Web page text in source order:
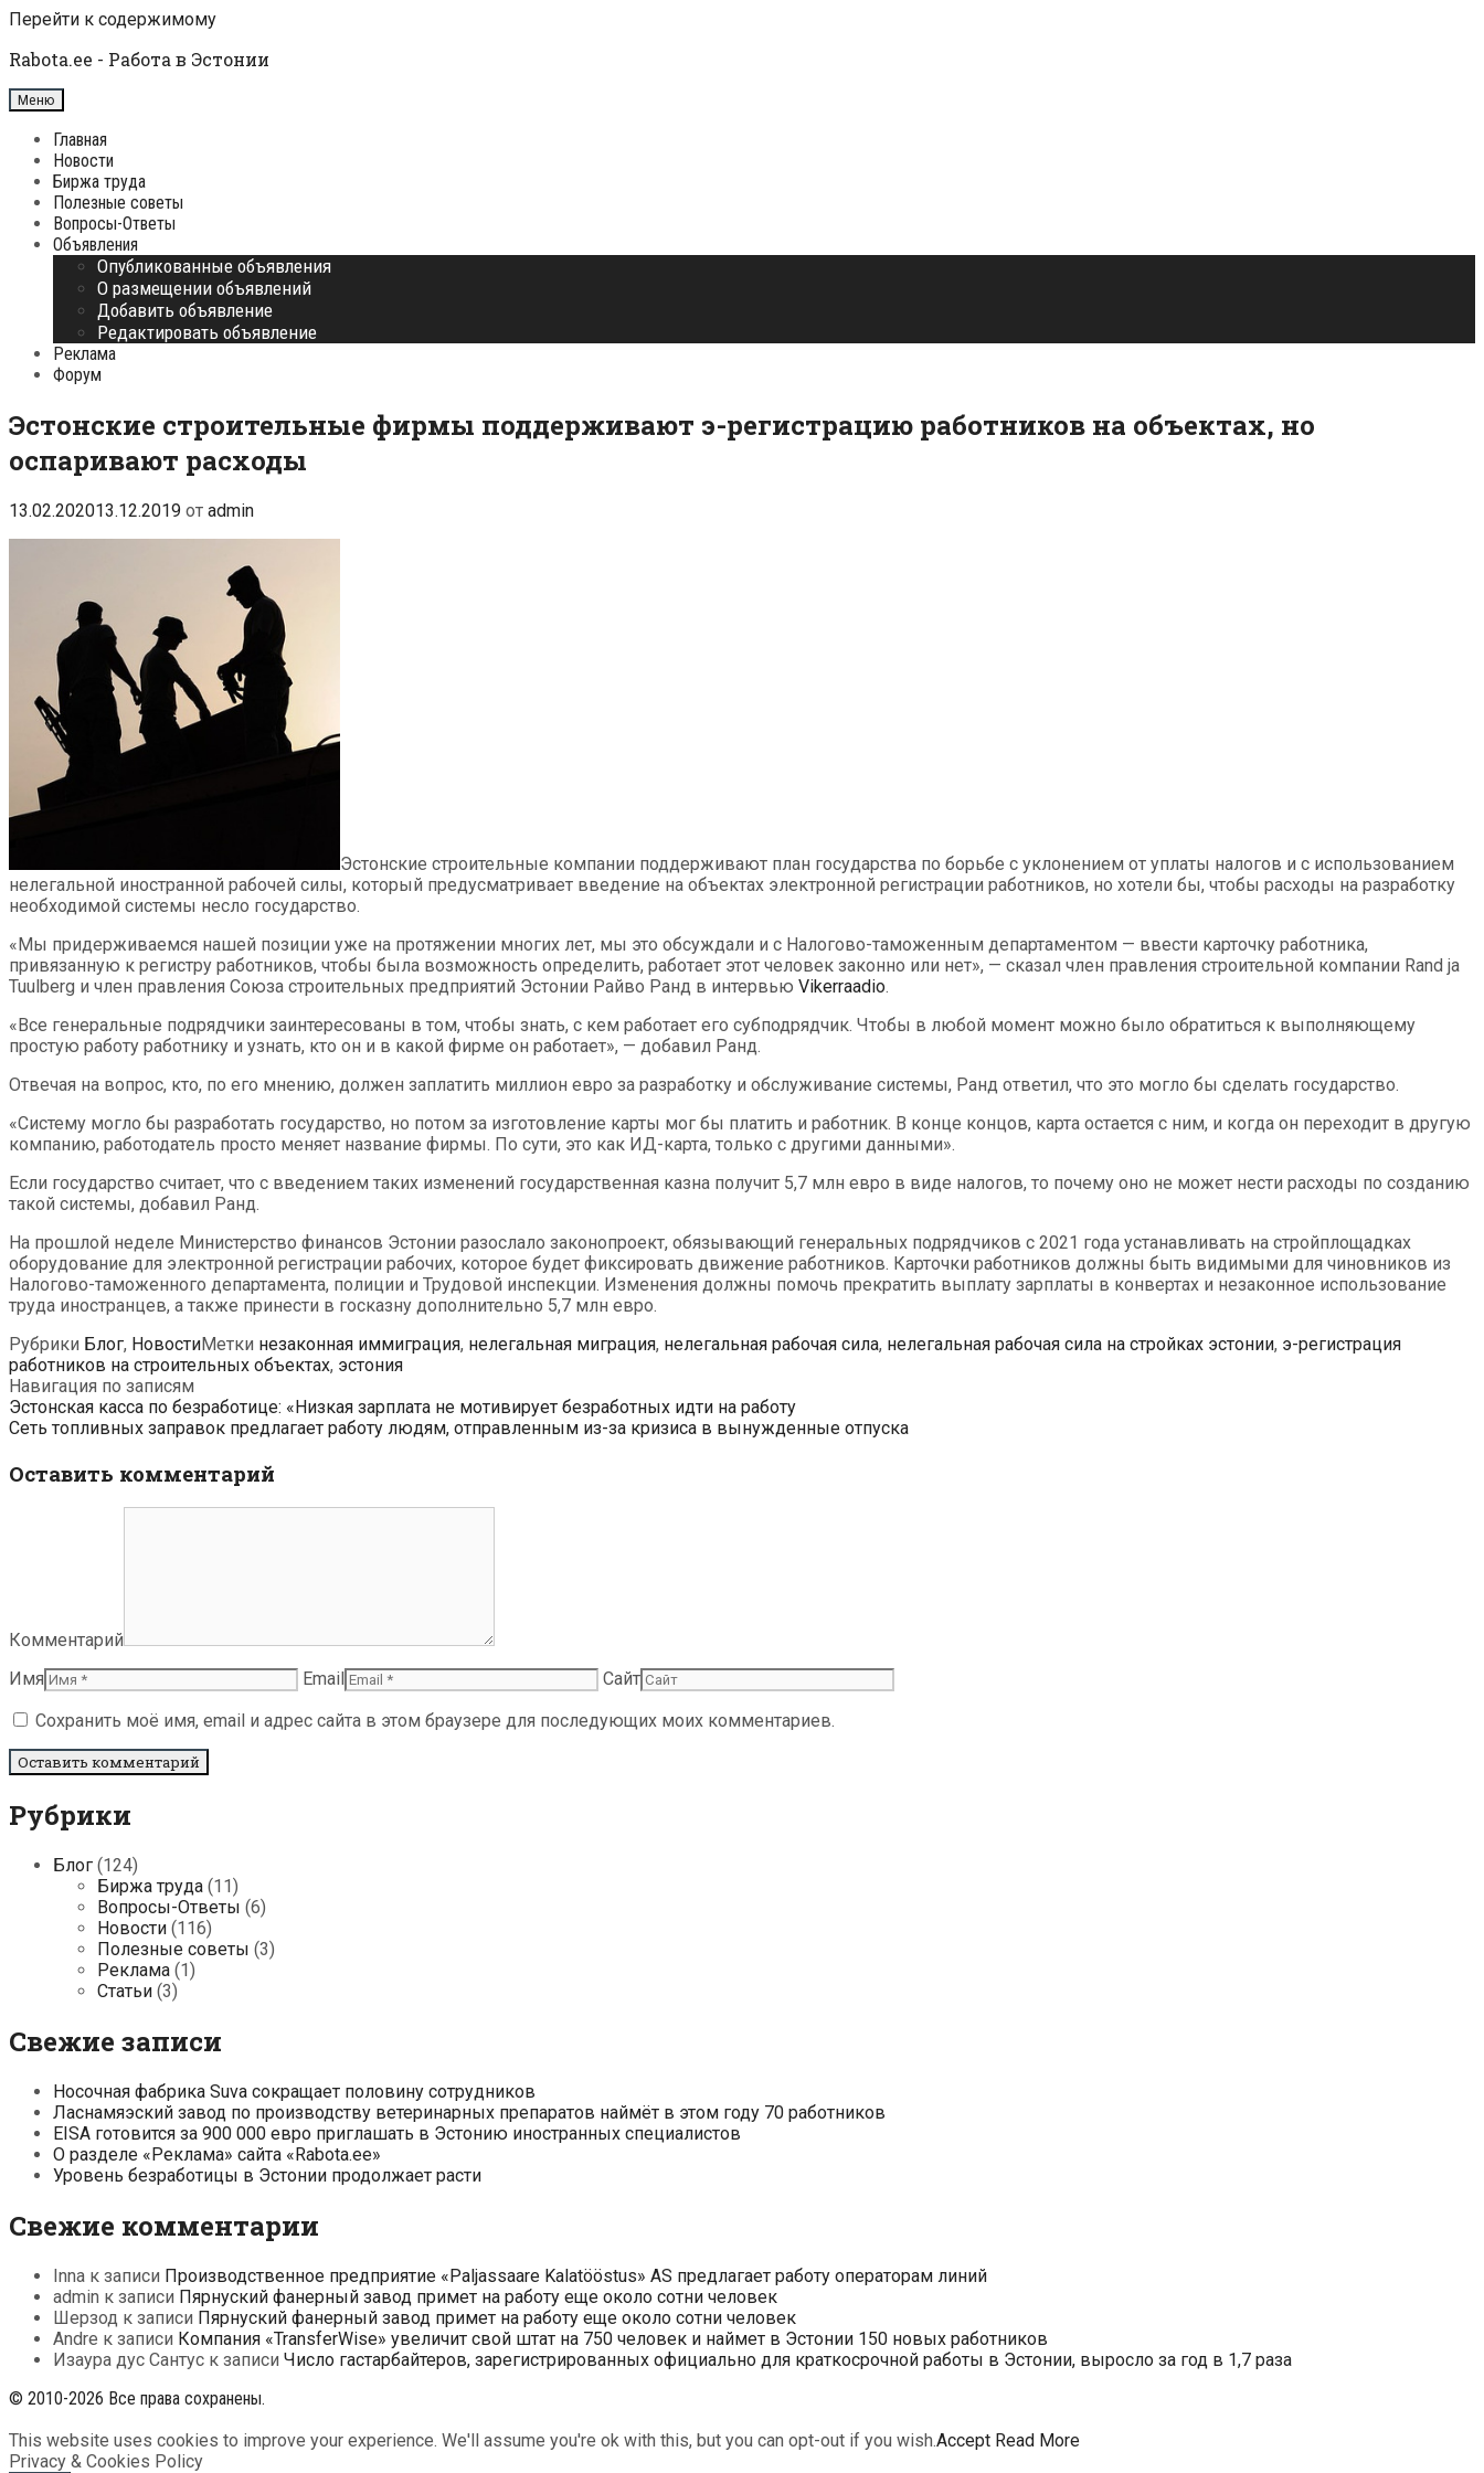
Перейти к содержимому
Rabota.ee - Работа в Эстонии
Меню
Главная
Новости
Биржа труда
Полезные советы
Вопросы-Ответы
Объявления
Опубликованные объявления
О размещении объявлений
Добавить объявление
Редактировать объявление
Реклама
Форум
Эстонские строительные фирмы поддерживают э-регистрацию работников на объектах, но
оспаривают расходы
13.02.202013.12.2019 от admin
Эстонские строительные компании поддерживают план государства по борьбе с уклонением от уплаты налогов и с использованием
нелегальной иностранной рабочей силы, который предусматривает введение на объектах электронной регистрации работников, но хотели бы, чтобы расходы на разработку
необходимой системы несло государство.
«Мы придерживаемся нашей позиции уже на протяжении многих лет, мы это обсуждали и с Налогово-таможенным департаментом — ввести карточку работника,
привязанную к регистру работников, чтобы была возможность определить, работает этот человек законно или нет», — сказал член правления строительной компании Rand ja
Tuulberg и член правления Союза строительных предприятий Эстонии Райво Ранд в интервью Vikerraadio.
«Все генеральные подрядчики заинтересованы в том, чтобы знать, с кем работает его субподрядчик. Чтобы в любой момент можно было обратиться к выполняющему
простую работу работнику и узнать, кто он и в какой фирме он работает», — добавил Ранд.
Отвечая на вопрос, кто, по его мнению, должен заплатить миллион евро за разработку и обслуживание системы, Ранд ответил, что это могло бы сделать государство.
«Систему могло бы разработать государство, но потом за изготовление карты мог бы платить и работник. В конце концов, карта остается с ним, и когда он переходит в другую
компанию, работодатель просто меняет название фирмы. По сути, это как ИД-карта, только с другими данными».
Если государство считает, что с введением таких изменений государственная казна получит 5,7 млн ​​евро в виде налогов, то почему оно не может нести расходы по созданию
такой системы, добавил Ранд.
На прошлой неделе Министерство финансов Эстонии разослало законопроект, обязывающий генеральных подрядчиков с 2021 года устанавливать на стройплощадках
оборудование для электронной регистрации рабочих, которое будет фиксировать движение работников. Карточки работников должны быть видимыми для чиновников из
Налогово-таможенного департамента, полиции и Трудовой инспекции. Изменения должны помочь прекратить выплату зарплаты в конвертах и незаконное использование
труда иностранцев, а также принести в госказну дополнительно 5,7 млн евро.
Рубрики Блог, НовостиМетки незаконная иммиграция, нелегальная миграция, нелегальная рабочая сила, нелегальная рабочая сила на стройках эстонии, э-регистрация
работников на строительных объектах, эстония
Навигация по записям
Эстонская касса по безработице: «Низкая зарплата не мотивирует безработных идти на работу
Сеть топливных заправок предлагает работу людям, отправленным из-за кризиса в вынужденные отпуска
Оставить комментарий
Комментарий
Имя
Email
Сайт
Сохранить моё имя, email и адрес сайта в этом браузере для последующих моих комментариев.
Рубрики
Блог (124)
Биржа труда (11)
Вопросы-Ответы (6)
Новости (116)
Полезные советы (3)
Реклама (1)
Статьи (3)
Свежие записи
Носочная фабрика Suva сокращает половину сотрудников
Ласнамяэский завод по производству ветеринарных препаратов наймёт в этом году 70 работников
EISA готовится за 900 000 евро приглашать в Эстонию иностранных специалистов
О разделе «Реклама» сайта «Rabota.ee»
Уровень безработицы в Эстонии продолжает расти
Свежие комментарии
Inna к записи Производственное предприятие «Paljassaare Kalatööstus» AS предлагает работу операторам линий
admin к записи Пярнуский фанерный завод примет на работу еще около сотни человек
Шерзод к записи Пярнуский фанерный завод примет на работу еще около сотни человек
Andre к записи Компания «TransferWise» увеличит свой штат на 750 человек и наймет в Эстонии 150 новых работников
Изаура дус Сантус к записи Число гастарбайтеров, зарегистрированных официально для краткосрочной работы в Эстонии, выросло за год в 1,7 раза
© 2010-2026 Все права сохранены.
This website uses cookies to improve your experience. We'll assume you're ok with this, but you can opt-out if you wish.Accept Read More
Privacy & Cookies Policy